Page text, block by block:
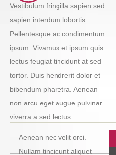
Vestibulum fringilla sapien sed
sapien interdum lobortis.
Pellentesque ac condimentum
ipsum. Vivamus et ipsum quis
lectus feugiat tincidunt at sed
tortor. Duis hendrerit dolor et
bibendum pharetra. Aenean
non arcu eget augue pulvinar
viverra a sed lectus.
Aenean nec velit orci.
Nullam tincidunt aliquet